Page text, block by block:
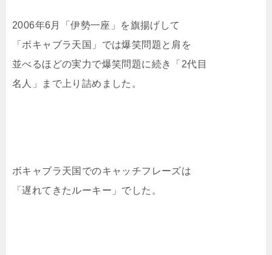
2006年6月「伊勢一座」を旗揚げして
「ボキャブラ天国」では爆笑問題と肩を
並べるほどの実力で爆笑問題に続き「2代目
名人」まで上り詰めました。
ボキャブラ天国でのキャッチフレーズは
「遅れてきたルーキー」でした。